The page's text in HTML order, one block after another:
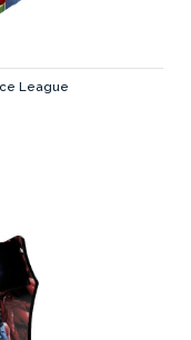
League